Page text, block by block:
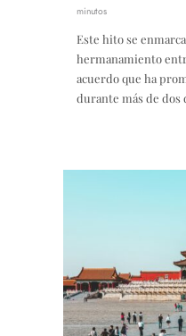
minutos
Este hito se
hermanamiento
acuerdo que ha
durante más de dos